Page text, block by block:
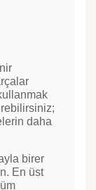
daha
birer
En üst